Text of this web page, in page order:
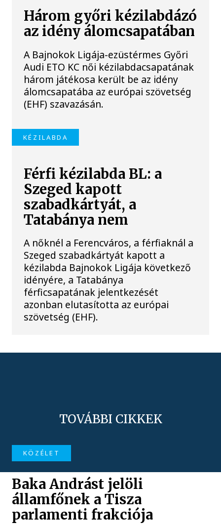
Három győri kézilabdázó
az idény álomcsapatában
A Bajnokok Ligája-ezüstérmes Győri
Audi ETO KC női kézilabdacsapatának
három játékosa került be az idény
álomcsapatába az európai szövetség
(EHF) szavazásán.
KÉZILABDA
Férfi kézilabda BL: a
Szeged kapott
szabadkártyát, a
Tatabánya nem
A nőknél a Ferencváros, a férfiaknál a
Szeged szabadkártyát kapott a
kézilabda Bajnokok Ligája következő
idényére, a Tatabánya
férficsapatának jelentkezését
azonban elutasította az európai
szövetség (EHF).
TOVÁBBI CIKKEK
KÖZÉLET
Baka Andrást jelöli
államfőnek a Tisza
parlamenti frakciója